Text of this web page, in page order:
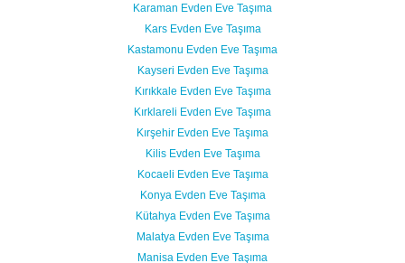
Karaman Evden Eve Taşıma
Kars Evden Eve Taşıma
Kastamonu Evden Eve Taşıma
Kayseri Evden Eve Taşıma
Kırıkkale Evden Eve Taşıma
Kırklareli Evden Eve Taşıma
Kırşehir Evden Eve Taşıma
Kilis Evden Eve Taşıma
Kocaeli Evden Eve Taşıma
Konya Evden Eve Taşıma
Kütahya Evden Eve Taşıma
Malatya Evden Eve Taşıma
Manisa Evden Eve Taşıma